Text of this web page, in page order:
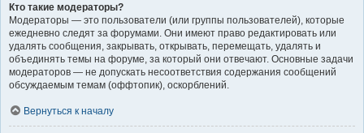
Кто такие модераторы?
Модераторы — это пользователи (или группы пользователей), которые
ежедневно следят за форумами. Они имеют право редактировать или
удалять сообщения, закрывать, открывать, перемещать, удалять и
объединять темы на форуме, за который они отвечают. Основные задачи
модераторов — не допускать несоответствия содержания сообщений
обсуждаемым темам (оффтопик), оскорблений.
Вернуться к началу